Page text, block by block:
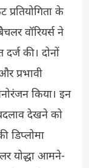
के
वॉरियर्स ने
की। दोनों
प्रभावी
किया। इन
देखने को
डिप्लोमा
योद्धा आमने-